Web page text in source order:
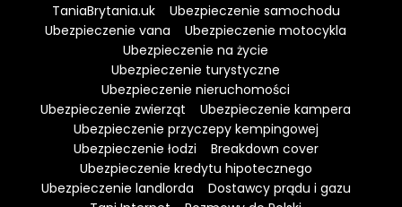
TaniaBrytania.uk
Ubezpieczenie samochodu
Ubezpieczenie vana
Ubezpieczenie motocykla
Ubezpieczenie na życie
Ubezpieczenie turystyczne
Ubezpieczenie nieruchomości
Ubezpieczenie zwierząt
Ubezpieczenie kampera
Ubezpieczenie przyczepy kempingowej
Ubezpieczenie łodzi
Breakdown cover
Ubezpieczenie kredytu hipotecznego
Ubezpieczenie landlorda
Dostawcy prądu i gazu